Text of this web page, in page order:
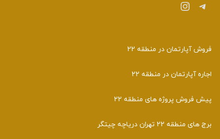
تلگراماینستاگرم
فروش آپارتمان در منطقه 22
اجاره آپارتمان در منطقه 22
پیش فروش پروژه های منطقه 22
برج های منطقه 22 تهران دریاچه چیتگر